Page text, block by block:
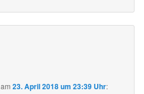
am23. April 2018 um 23:39 Uhr: